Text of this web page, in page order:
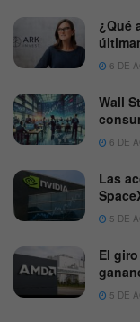
¿Qué
6 DE
Wall
6 DE
Las
5 DE
El
5 DE